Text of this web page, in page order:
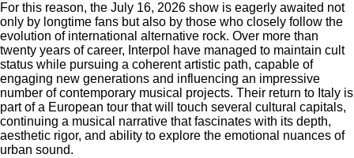
For this reason, the July 16, 2026 show is eagerly awaited not
only by longtime fans but also by those who closely follow the
evolution of international alternative rock. Over more than
twenty years of career, Interpol have managed to maintain cult
status while pursuing a coherent artistic path, capable of
engaging new generations and influencing an impressive
number of contemporary musical projects. Their return to Italy is
part of a European tour that will touch several cultural capitals,
continuing a musical narrative that fascinates with its depth,
aesthetic rigor, and ability to explore the emotional nuances of
urban sound.